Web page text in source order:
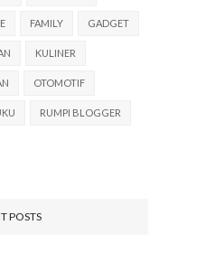
FAMILY GADGET
KULINER
OTOMOTIF
RUMPI BLOGGER
POSTS